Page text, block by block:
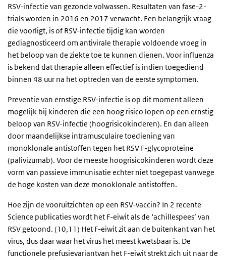
RSV-infectie van gezonde volwassen. Resultaten van fase-2-
trials worden in 2016 en 2017 verwacht. Een belangrijk vraag
die voorligt, is of RSV-infectie tijdig kan worden
gediagnosticeerd om antivirale therapie voldoende vroeg in
het beloop van de ziekte toe te kunnen dienen. Voor influenza
is bekend dat therapie alleen effectief is indien toegediend
binnen 48 uur na het optreden van de eerste symptomen.
Preventie van ernstige RSV-infectie is op dit moment alleen
mogelijk bij kinderen die een hoog risico lopen op een ernstig
beloop van RSV-infectie (hoogrisicokinderen). En dan alleen
door maandelijkse intramusculaire toediening van
monoklonale antistoffen tegen het RSV F-glycoproteine
(palivizumab). Voor de meeste hoogrisicokinderen wordt deze
vorm van passieve immunisatie echter niet toegepast vanwege
de hoge kosten van deze monoklonale antistoffen.
Hoe zijn de vooruitzichten op een RSV-vaccin? In 2 recente
Science publicaties wordt het F-eiwit als de ‘achillespees’ van
RSV getoond. (10,11) Het F-eiwit zit aan de buitenkant van het
virus, dus daar waar het virus het meest kwetsbaar is. De
functionele prefusievariantvan het F-eiwit strekt zich uit naar de